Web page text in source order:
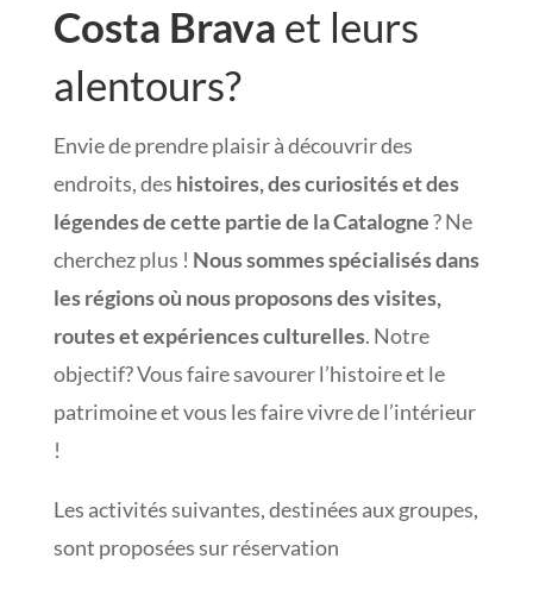
Costa Brava et leurs
alentours?
Envie de prendre plaisir à découvrir des
endroits, des histoires, des curiosités et des
légendes de cette partie de la Catalogne? Ne
cherchez plus ! Nous sommes spécialisés dans
les régions où nous proposons des visites,
routes et expériences culturelles. Notre
objectif? Vous faire savourer l’histoire et le
patrimoine et vous les faire vivre de l’intérieur
!
Les activités suivantes, destinées aux groupes,
sont proposées sur réservation